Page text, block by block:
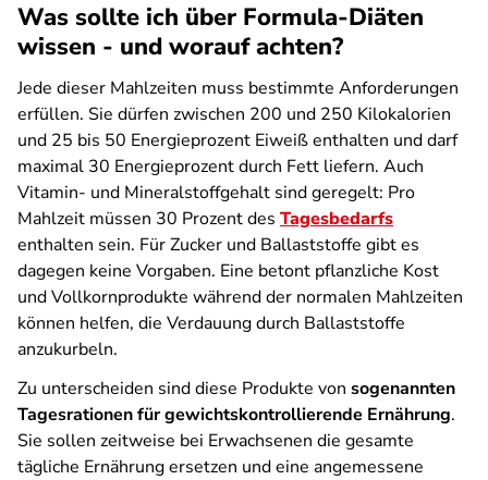
Was sollte ich über Formula-Diäten
wissen - und worauf achten?
Jede dieser Mahlzeiten muss bestimmte Anforderungen
erfüllen. Sie dürfen zwischen 200 und 250 Kilokalorien
und 25 bis 50 Energieprozent Eiweiß enthalten und darf
maximal 30 Energieprozent durch Fett liefern. Auch
Vitamin- und Mineralstoffgehalt sind geregelt: Pro
Mahlzeit müssen 30 Prozent des Tagesbedarfs
enthalten sein. Für Zucker und Ballaststoffe gibt es
dagegen keine Vorgaben. Eine betont pflanzliche Kost
und Vollkornprodukte während der normalen Mahlzeiten
können helfen, die Verdauung durch Ballaststoffe
anzukurbeln.
Zu unterscheiden sind diese Produkte von sogenannten
Tagesrationen für gewichtskontrollierende Ernährung.
Sie sollen zeitweise bei Erwachsenen die gesamte
tägliche Ernährung ersetzen und eine angemessene